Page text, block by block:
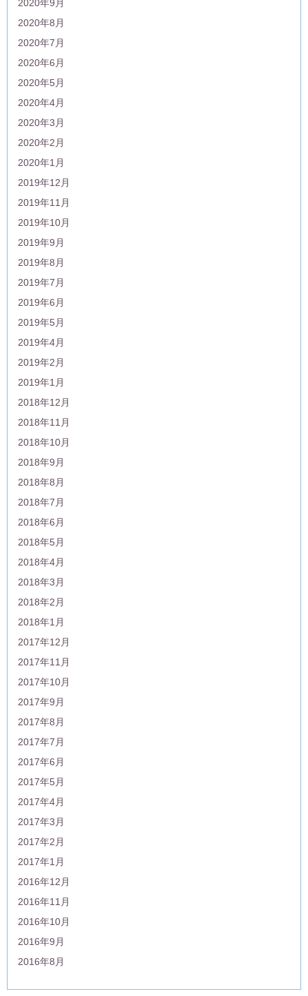
2020年9月
2020年8月
2020年7月
2020年6月
2020年5月
2020年4月
2020年3月
2020年2月
2020年1月
2019年12月
2019年11月
2019年10月
2019年9月
2019年8月
2019年7月
2019年6月
2019年5月
2019年4月
2019年2月
2019年1月
2018年12月
2018年11月
2018年10月
2018年9月
2018年8月
2018年7月
2018年6月
2018年5月
2018年4月
2018年3月
2018年2月
2018年1月
2017年12月
2017年11月
2017年10月
2017年9月
2017年8月
2017年7月
2017年6月
2017年5月
2017年4月
2017年3月
2017年2月
2017年1月
2016年12月
2016年11月
2016年10月
2016年9月
2016年8月